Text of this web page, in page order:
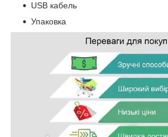
USB кабель
Упаковка